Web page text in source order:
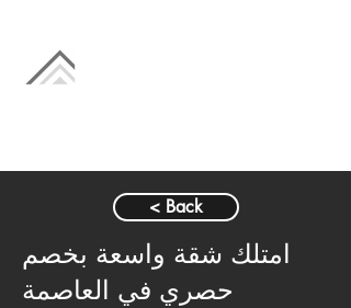
< Back
امتلك شقة واسعة بخصم
حصري في العاصمة